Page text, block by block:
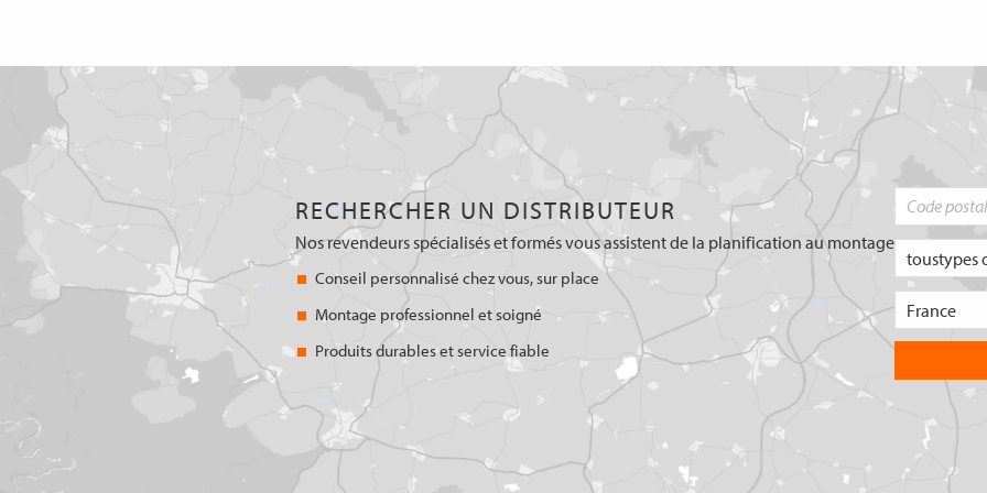
RECHERCHER UN DISTRIBUTEUR
Nos revendeurs spécialisés et formés vous assistent de la planification au montage
Conseil personnalisé chez vous, sur place
Montage professionnel et soigné
Produits durables et service fiable